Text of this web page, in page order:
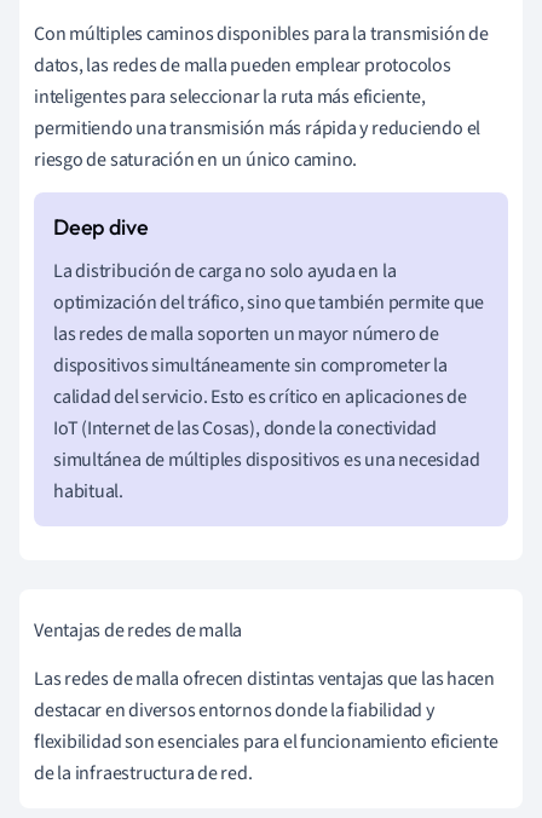
Con múltiples caminos disponibles para la transmisión de
datos, las redes de malla pueden emplear protocolos
inteligentes para seleccionar la ruta más eficiente,
permitiendo una transmisión más rápida y reduciendo el
riesgo de saturación en un único camino.
La distribución de carga no solo ayuda en la
optimización del tráfico, sino que también permite que
las redes de malla soporten un mayor número de
dispositivos simultáneamente sin comprometer la
calidad del servicio. Esto es crítico en aplicaciones de
IoT (Internet de las Cosas), donde la conectividad
simultánea de múltiples dispositivos es una necesidad
habitual.
Ventajas de redes de malla
Las redes de malla ofrecen distintas ventajas que las hacen
destacar en diversos entornos donde la fiabilidad y
flexibilidad son esenciales para el funcionamiento eficiente
de la infraestructura de red.